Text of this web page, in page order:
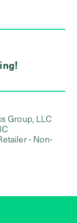
Group, LLC
- Non-